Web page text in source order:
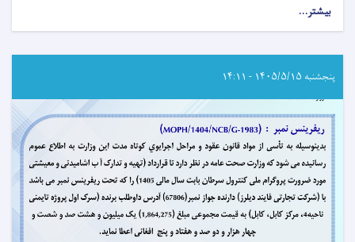
بیشتر...
اعلان
به
داوطلبی! پنجشنبه ۱۴۰۵/۵/۱۵ - ۱۴:۱۱